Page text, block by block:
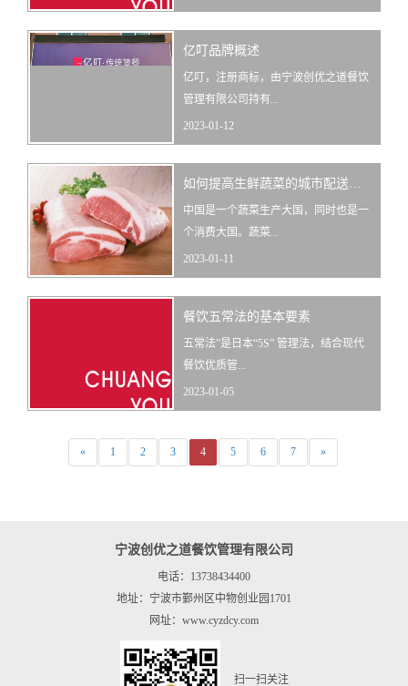
亿叮品牌概述
亿叮，注册商标，由宁波创优之道餐饮
管理有限公司持有...
2023-01-12
中国是一个蔬菜生产大国，同时也是一
个消费大国。蔬菜...
2023-01-11
餐饮五常法的基本要素
五常法”是日本“5S” 管理法，结合现代
餐饮优质管...
2023-01-05
« 1 2 3 4 5 6 7 »
宁波创优之道餐饮管理有限公司
电话：13738434400
地址：宁波市鄞州区中物创业园1701
网址：www.cyzdcy.com
扫一扫关注